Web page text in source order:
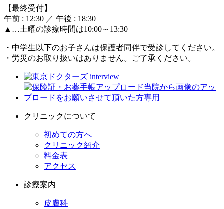
【最終受付】
午前 : 12:30 ／ 午後 : 18:30
▲…土曜の診療時間は10:00～13:30
・中学生以下のお子さんは保護者同伴で受診してください。
・労災のお取り扱いはありません。ご了承ください。
クリニックについて
初めての方へ
クリニック紹介
料金表
アクセス
診療案内
皮膚科